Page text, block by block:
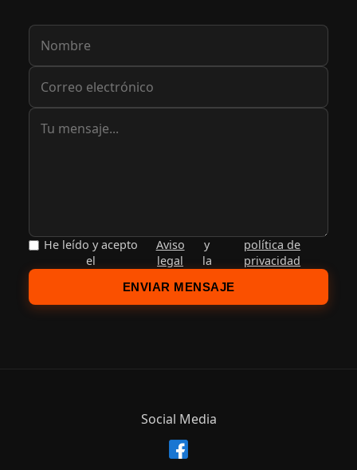
He leído y acepto
el
Aviso
legal
y
la
política de
privacidad
ENVIAR MENSAJE
Social Media